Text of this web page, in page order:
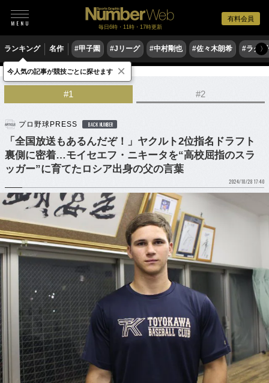
有料会員
毎日6時・11時・17時更新
ランキング 名作 #甲子園 #Jリーグ #中村剛也 #佐々木朗希 #ラグ〉
野球 プロ野球 ドラフト会議
#1 #2
プロ野球PRESS BACK NUMBER
「全国放送もあるんだぞ！」ヤクルト2位指名ドラフト
裏側に密着…モイセエフ・ニキータを“高校屈指のスラ
ッガー”に育てたロシア出身の父の言葉
2024/10/28 17:40
今人気の記事が競技ごとに探せます ×